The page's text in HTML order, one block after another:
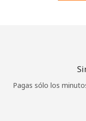
Inicia
Pagas sólo los